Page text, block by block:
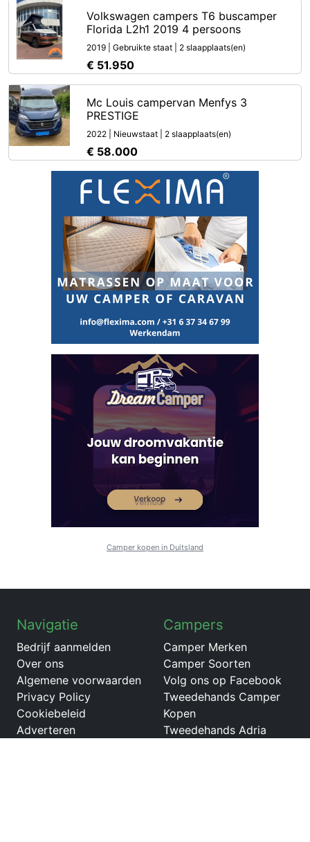
Volkswagen campers T6 buscamper
Florida L2h1 2019 4 persoons
2019 | Gebruikte staat | 2 slaapplaats(en)
€ 51.950
Mc Louis campervan Menfys 3
PRESTIGE
2022 | Nieuwstaat | 2 slaapplaats(en)
€ 58.000
Camper kopen in Duitsland
Navigatie
Bedrijf aanmelden
Over ons
Algemene voorwaarden
Privacy Policy
Cookiebeleid
Adverteren
Campers
Camper Merken
Camper Soorten
Volg ons op Facebook
Tweedehands Camper
Kopen
Tweedehands Adria